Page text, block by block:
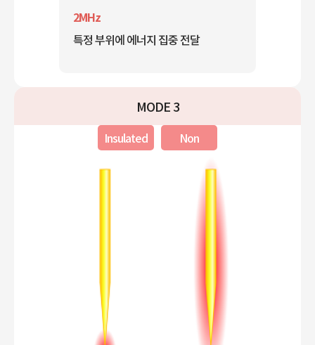
2MHz
특정 부위에 에너지 집중 전달
MODE 3
Insulated
Non